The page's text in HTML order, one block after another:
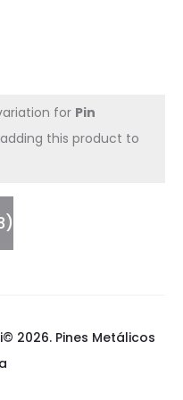
for Pin
this product to
2026.Pines Metálicos